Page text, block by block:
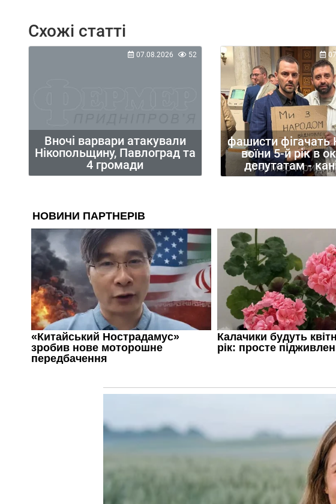
Схожі статті
Вночі варвари атакували
Нікопольщину, Павлоград та
4 громади
07.08.2026 52
фашисти фігачать
воїни 5-й рік в
депутатам -